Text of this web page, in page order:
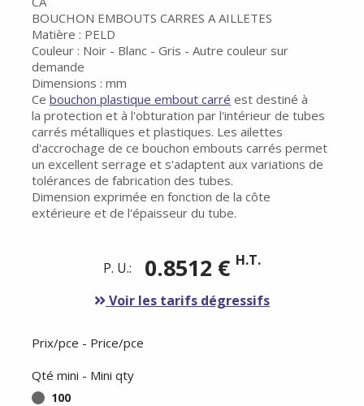
BOUCHON EMBOUTS CARRES A AILLETES
Matière : PELD
Couleur : Noir - Blanc - Gris - Autre couleur sur
demande
Dimensions : mm
Ce bouchon plastique embout carré est destiné à
la protection et à l'obturation par l'intérieur de tubes
carrés métalliques et plastiques. Les ailettes
d'accrochage de ce bouchon embouts carrés permet
un excellent serrage et s'adaptent aux variations de
tolérances de fabrication des tubes.
Dimension exprimée en fonction de la côte
extérieure et de l'épaisseur du tube.
P. U.: 0.8512 € H.T.
Voir les tarifs dégressifs
Prix/pce - Price/pce
Qté mini - Mini qty
100